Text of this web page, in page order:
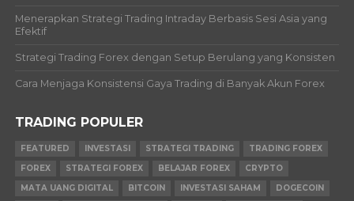
Menerapkan Strategi Trading Intraday Berbasis Sesi Asia yang
Efektif
Strategi Trading Forex dengan Setup Berulang yang Konsisten
Cara Menjaga Konsistensi Gaya Trading di Banyak Akun Forex
TRADING POPULER
FEATURED INVESTASI STRATEGI TRADING
TRADING FOREX
FOREX
STRATEGI FOREX BELAJAR FOREX
CRYPTO
MATA UANG DIGITAL
BITCOIN INVESTASI SAHAM DOGECOIN